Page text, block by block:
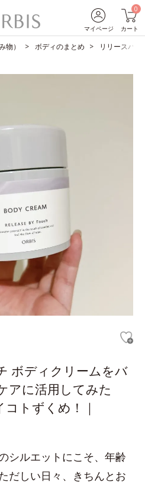
マイページ
0
カート
物） ボディのまとめ リリースバ
ボディクリームをバ
アに活用してみた
トずくめ！｜
シルエットにこそ、年齢
だしい日々、きちんとお